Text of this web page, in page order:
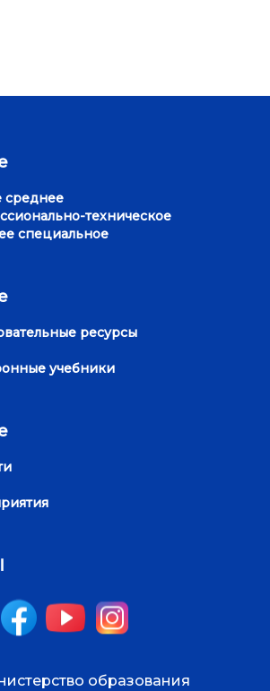
техническое
специальное
ресурсы
учебники
образования